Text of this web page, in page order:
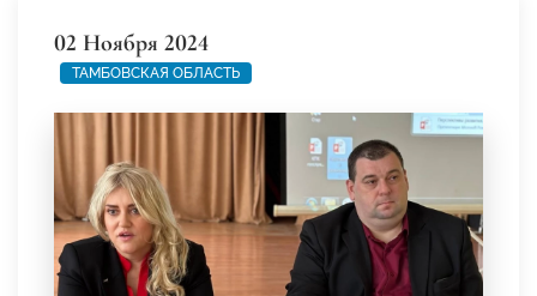
02 Ноября 2024
ТАМБОВСКАЯ ОБЛАСТЬ